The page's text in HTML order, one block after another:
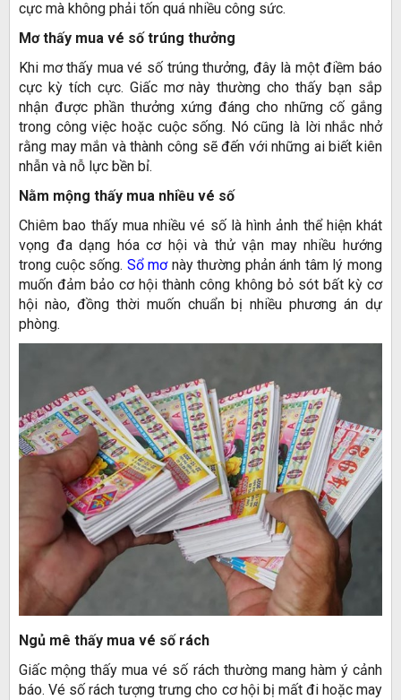
cực mà không phải tốn quá nhiều công sức.
Mơ thấy mua vé số trúng thưởng
Khi mơ thấy mua vé số trúng thưởng, đây là một điềm báo
cực kỳ tích cực. Giấc mơ này thường cho thấy bạn sắp
nhận được phần thưởng xứng đáng cho những cố gắng
trong công việc hoặc cuộc sống. Nó cũng là lời nhắc nhở
rằng may mắn và thành công sẽ đến với những ai biết kiên
nhẫn và nỗ lực bền bỉ.
Nằm mộng thấy mua nhiều vé số
Chiêm bao thấy mua nhiều vé số là hình ảnh thể hiện khát
vọng đa dạng hóa cơ hội và thử vận may nhiều hướng
trong cuộc sống. Sổ mơnày thường phản ánh tâm lý mong
muốn đảm bảo cơ hội thành công không bỏ sót bất kỳ cơ
hội nào, đồng thời muốn chuẩn bị nhiều phương án dự
phòng.
Ngủ mê thấy mua vé số rách
Giấc mộng thấy mua vé số rách thường mang hàm ý cảnh
báo. Vé số rách tượng trưng cho cơ hội bị mất đi hoặc may